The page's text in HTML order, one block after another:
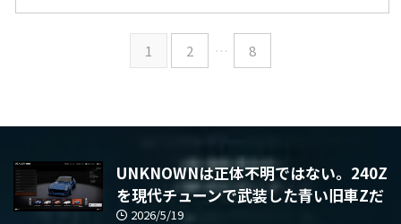
1 2 … 8
UNKNOWNは正体不明ではない。240Z
を現代チューンで武装した青い旧車Zだ
2026/5/19